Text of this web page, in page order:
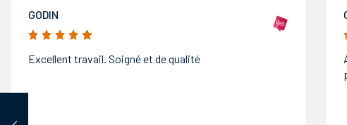
OMAR ELHAKKOUNI
5/5
Au top je recommande, merci au patron pour la